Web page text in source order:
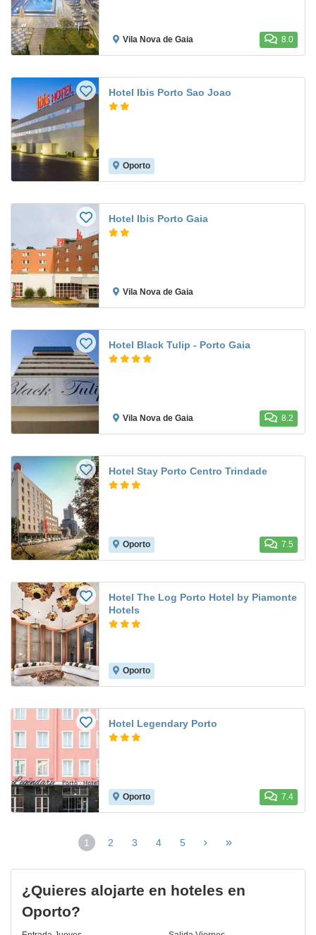
Vila Nova de Gaia 8.0
Hotel Ibis Porto Sao Joao
Oporto
Hotel Ibis Porto Gaia
Vila Nova de Gaia
Hotel Black Tulip - Porto Gaia
Vila Nova de Gaia 8.2
Hotel Stay Porto Centro Trindade
Oporto 7.5
Hotel The Log Porto Hotel by Piamonte
Hotels
Oporto
Hotel Legendary Porto
Oporto 7.4
1
(página
2 3 4 5
¿Quieres alojarte en hoteles en
Oporto?